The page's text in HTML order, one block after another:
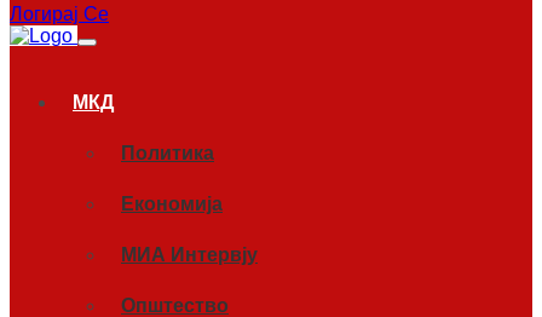
Логирај Се
МКД
Политика
Економија
МИА Интервју
Општество